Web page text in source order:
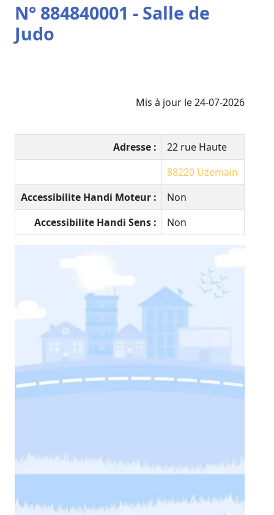
N° 884840001 - Salle de
Judo
Mis à jour le 24-07-2026
Adresse :
22 rue Haute
88220 Uzemain
Accessibilite Handi Moteur :
Non
Accessibilite Handi Sens :
Non